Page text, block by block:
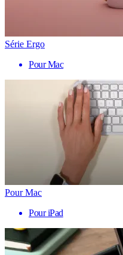
Série Ergo
Pour Mac
Pour Mac
Pour iPad